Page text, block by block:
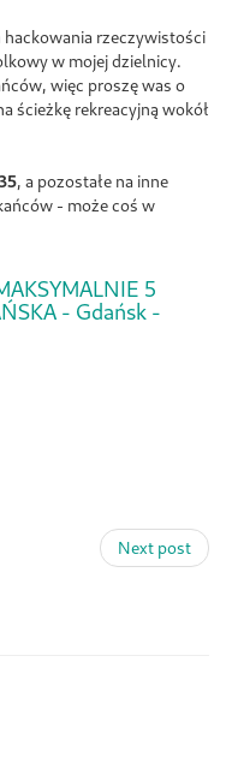
rzeczywistości
w mojej dzielnicy.
więc proszę was o
ścieżkę rekreacyjną wokół
, a pozostałe na inne
- może coś w
5
- Gdańsk -
Next post